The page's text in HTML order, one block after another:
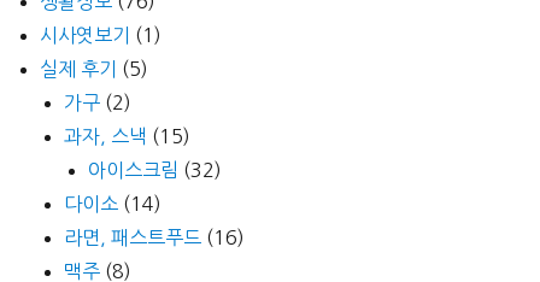
시사엿보기
(1)
실제 후기
(5)
가구 (2)
과자, 스낵 (15)
아이스크림 (32)
다이소 (14)
라면, 패스트푸드 (16)
맥주 (8)